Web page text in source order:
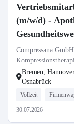
(m/w/d) -
Compressana
Bremen,
Osnabrück
Vollzeit
30.07.2026